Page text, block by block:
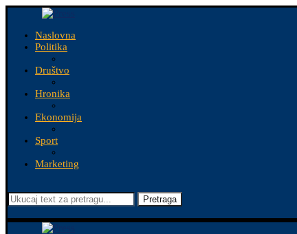
Naslovna
Politika
Društvo
Hronika
Ekonomija
Sport
Marketing
Pretraga